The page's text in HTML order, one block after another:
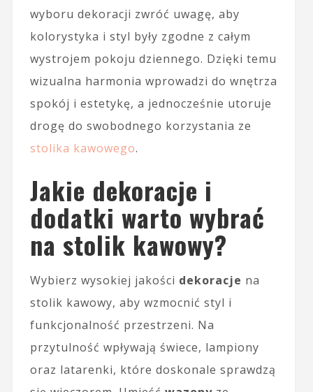
wyboru dekoracji zwróć uwagę, aby
kolorystyka i styl były zgodne z całym
wystrojem pokoju dziennego. Dzięki temu
wizualna harmonia wprowadzi do wnętrza
spokój i estetykę, a jednocześnie utoruje
drogę do swobodnego korzystania ze
stolika kawowego.
Jakie dekoracje i
dodatki warto wybrać
na stolik kawowy?
Wybierz wysokiej jakości dekoracje na
stolik kawowy, aby wzmocnić styl i
funkcjonalność przestrzeni. Na
przytulność wpływają świece, lampiony
oraz latarenki, które doskonale sprawdzą